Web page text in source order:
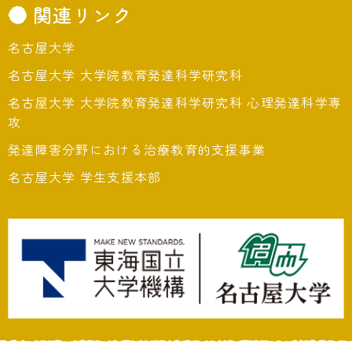
関連リンク
名古屋大学
名古屋大学 大学院教育発達科学研究科
名古屋大学 大学院教育発達科学研究科 心理発達科学専
攻
発達障害分野における治療教育的支援事業
名古屋大学 学生支援本部